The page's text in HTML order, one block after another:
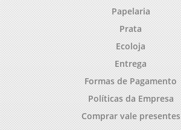
Papelaria
Prata
Ecoloja
Entrega
Formas de Pagamento
Políticas da Empresa
Comprar vale presentes